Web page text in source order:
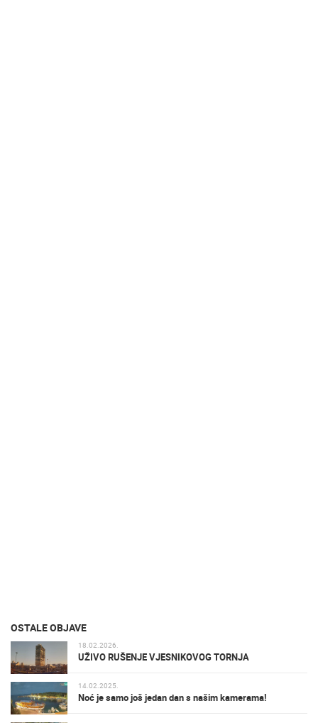
OSTALE OBJAVE
18.02.2026.
UŽIVO RUŠENJE VJESNIKOVOG TORNJA
14.02.2025.
Noć je samo još jedan dan s našim kamerama!